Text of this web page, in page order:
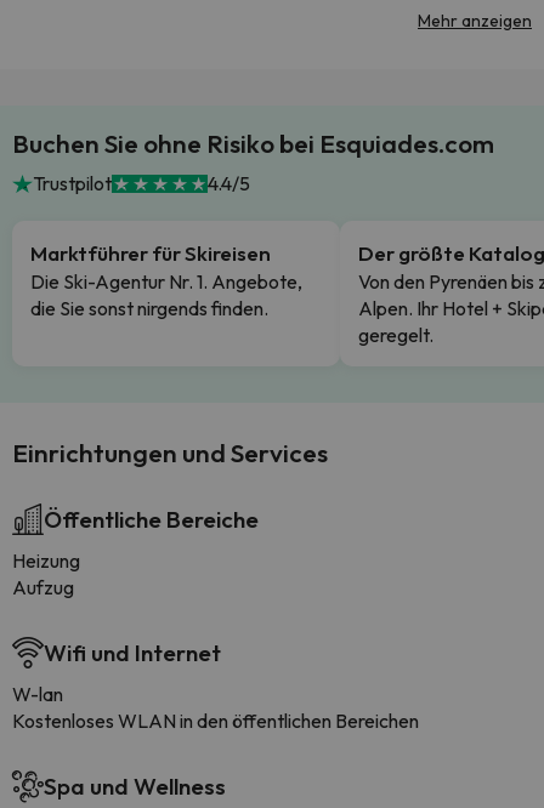
Mehr anzeigen
Buchen Sie ohne Risiko bei Esquiades.com
Trustpilot 4.4/5
Marktführer für Skireisen
Die Ski-Agentur Nr. 1. Angebote,
die Sie sonst nirgends finden.
Der größte Katalog
Von den Pyrenäen bis
Alpen. Ihr Hotel +
geregelt.
Einrichtungen und Services
Öffentliche Bereiche
Heizung
Aufzug
Wifi und Internet
W-lan
Kostenloses WLAN in den öffentlichen Bereichen
Spa und Wellness